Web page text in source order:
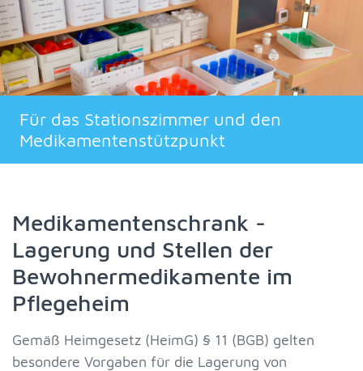
Für das Stationszimmer und den
Medikamenten­stützpunkt
Medikamentenschrank -
Lagerung und Stellen der
Bewohnermedikamente im
Pflegeheim
Gemäß Heimgesetz (HeimG) § 11 (BGB) gelten
besondere Vorgaben für die Lagerung von